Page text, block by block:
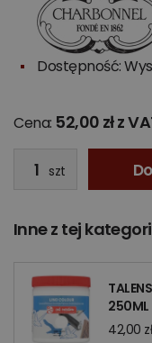
Dostępność:
Cena: 52,00 zł z
szt
Inne z tej
250ML
42,00